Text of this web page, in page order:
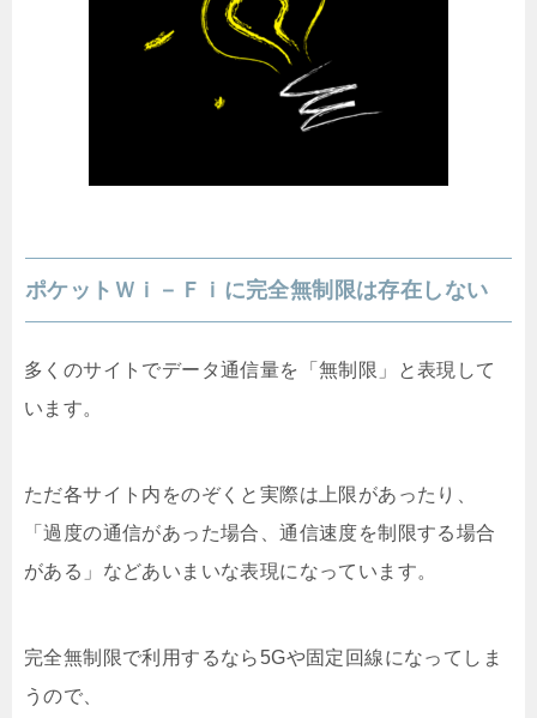
ポケットＷｉ－Ｆｉに完全無制限は存在しない
多くのサイトでデータ通信量を「無制限」と表現して
います。
ただ各サイト内をのぞくと実際は上限があったり、
「過度の通信があった場合、通信速度を制限する場合
がある」などあいまいな表現になっています。
完全無制限で利用するなら5Gや固定回線になってしま
うので、